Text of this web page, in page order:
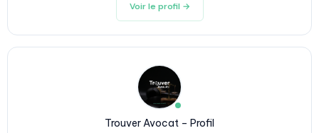
Voir le profil →
Trouver Avocat – Profil